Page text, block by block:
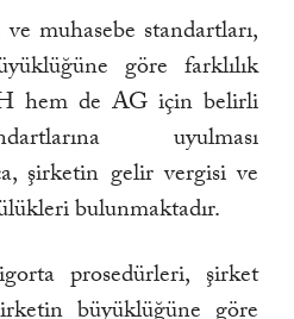
muhasebe standartları,
göre farklılık
hem de AG için belirli
uyulması
şirketin gelir vergisi ve
bulunmaktadır.
prosedürleri, şirket
büyüklüğüne göre